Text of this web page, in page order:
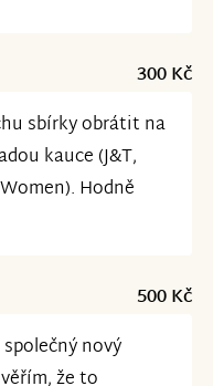
300 Kč
sbírky obrátit na
kauce (J&T,
Hodně
500 Kč
nový